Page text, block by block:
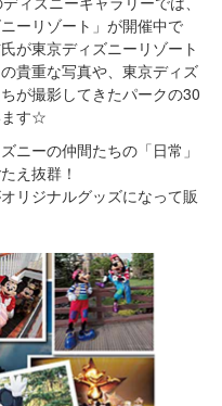
ーリゾート」が開催中で
が東京ディズニーリゾート
貴重な写真や、東京ディズ
が撮影してきたパークの30
ます☆
ニーの仲間たちの「日常」
え抜群！
リジナルグッズになって販